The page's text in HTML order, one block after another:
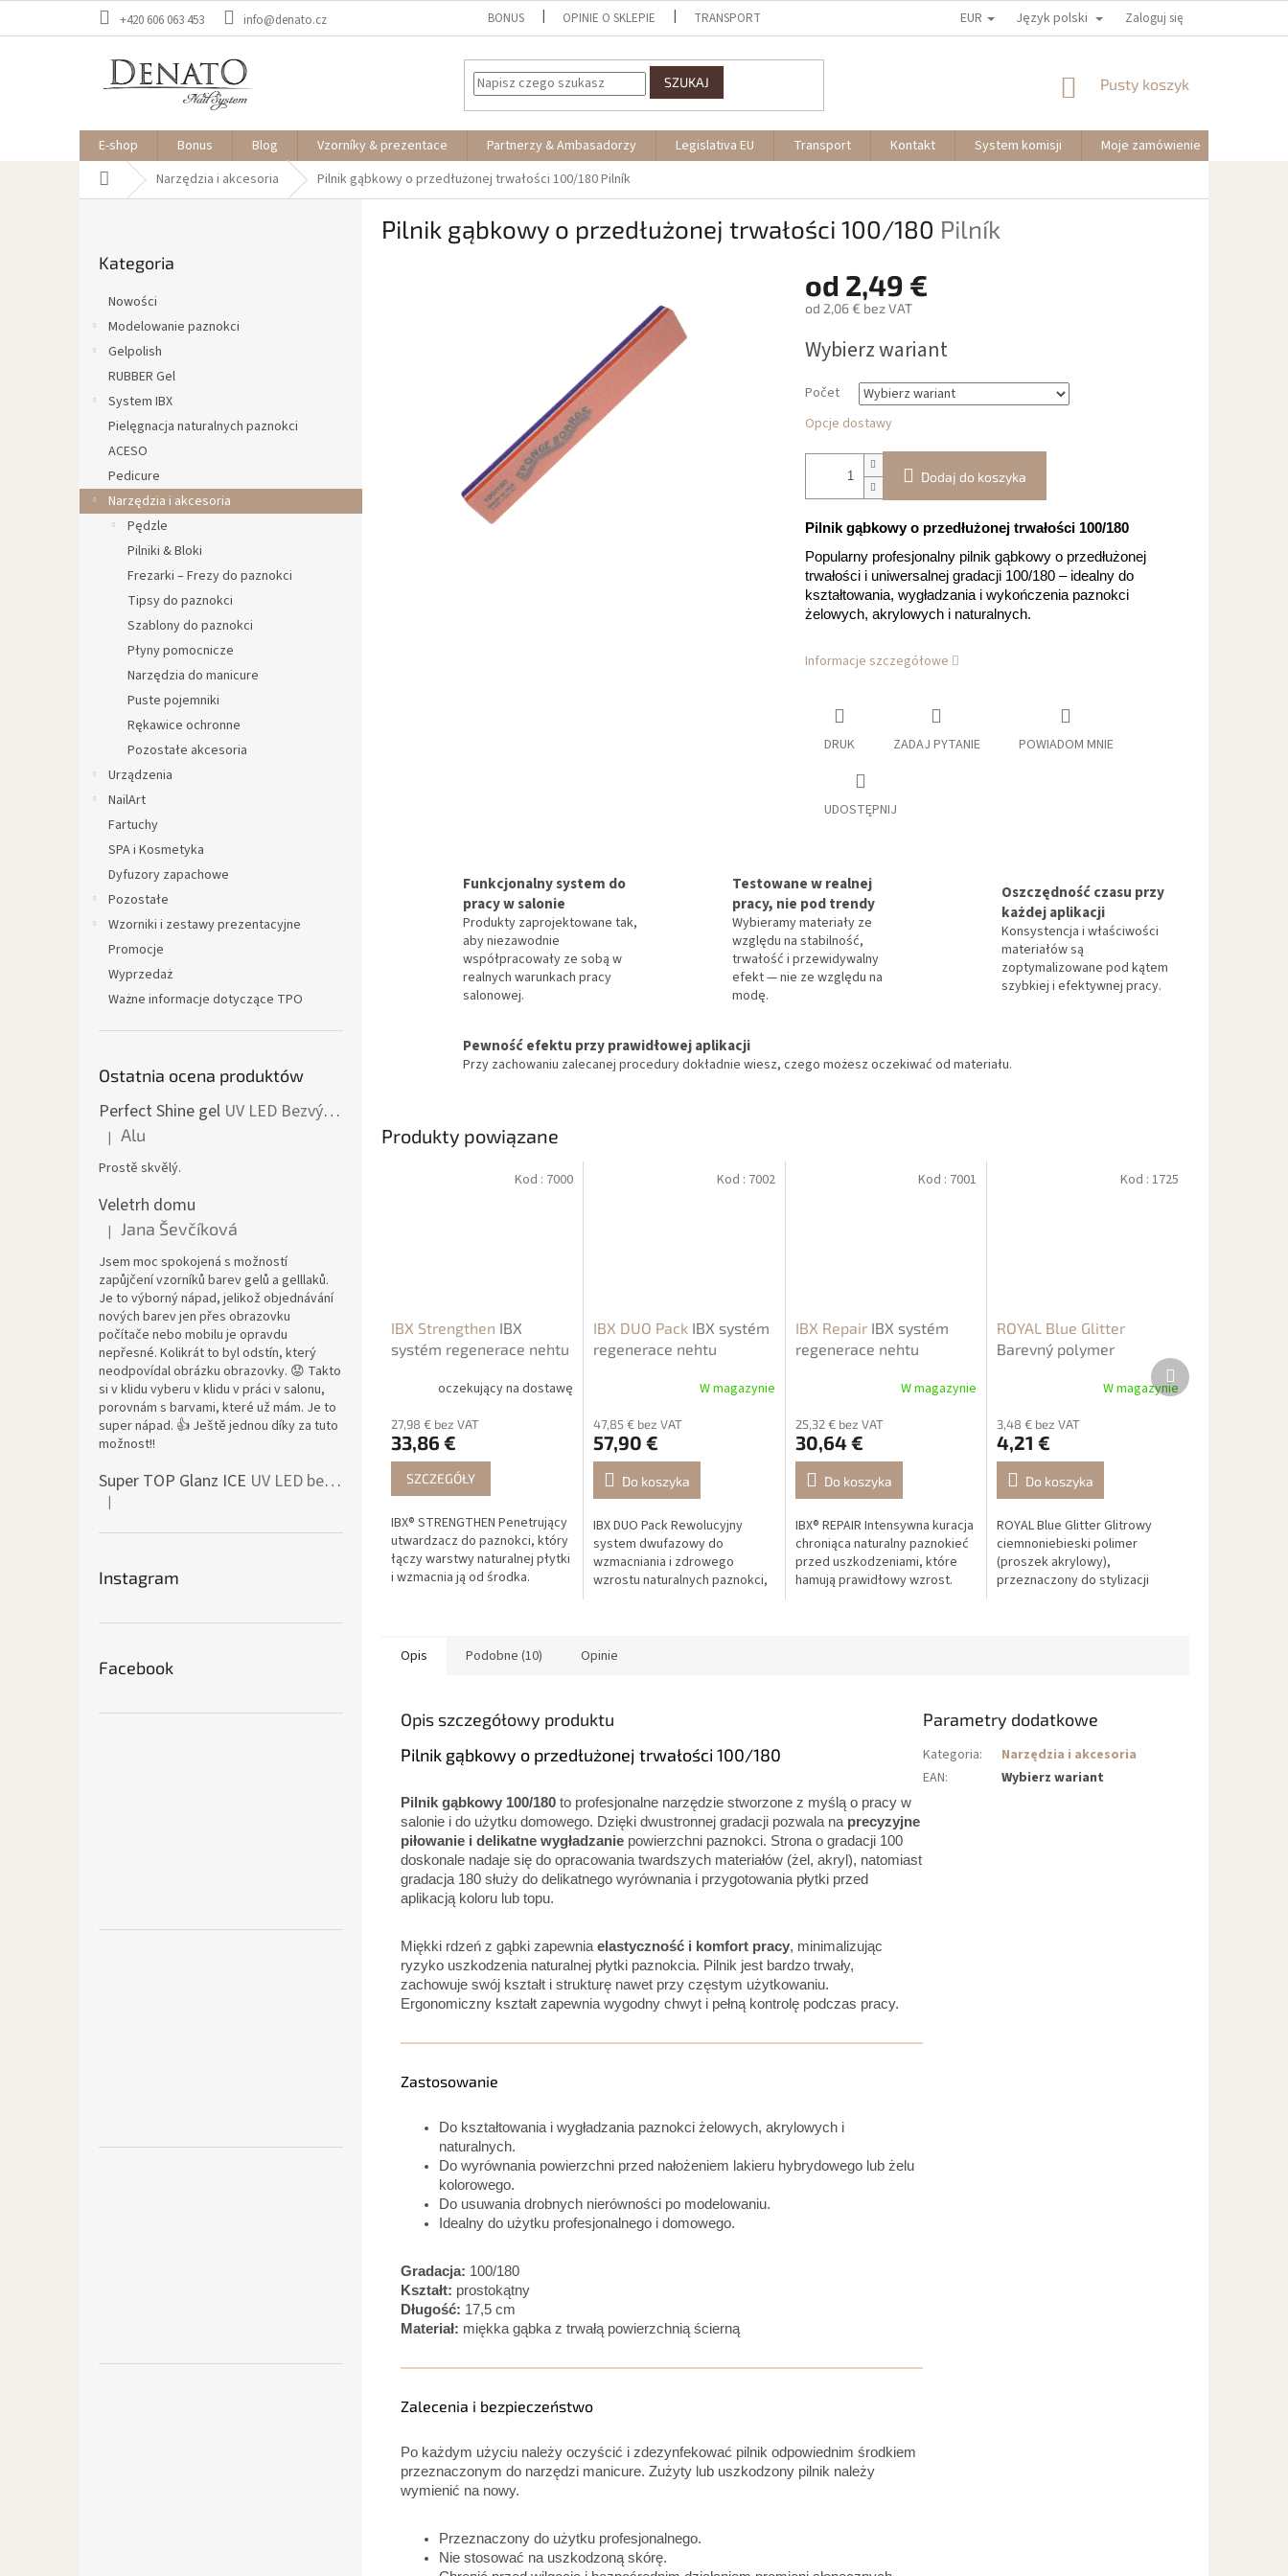
+420 606 063 453 info@denato.cz BONUS OPINIE O SKLEPIE TRANSPORT EUR Język polski Zaloguj się
SZUKAJ KOSZYK
Pusty koszyk
E-shop Bonus Blog Vzorníky & prezentace Partnerzy & Ambasadorzy Legislativa EU Transport Kontakt System komisji
Moje zamówienie
Home Narzędzia i akcesoria Pilnik gąbkowy o przedłużonej trwałości 100/180Pilník
kategorie
Kategoria
Nowości
Modelowanie paznokci
Gelpolish
RUBBER Gel
System IBX
Pielęgnacja naturalnych paznokci
ACESO
Pedicure
Narzędzia i akcesoria
Pędzle
Pilniki & Bloki
Frezarki – Frezy do paznokci
Tipsy do paznokci
Szablony do paznokci
Płyny pomocnicze
Narzędzia do manicure
Puste pojemniki
Rękawice ochronne
Pozostałe akcesoria
Urządzenia
NailArt
Fartuchy
SPA i Kosmetyka
Dyfuzory zapachowe
Pozostałe
Wzorniki i zestawy prezentacyjne
Promocje
Wyprzedaż
Ważne informacje dotyczące TPO
Ostatnia ocena produktów
Perfect Shine gel UV LED Bezvýpotkový lesk
Ocena produktu to 5 na 5 gwiazdek.
| Alu
Prostě skvělý.
Veletrh domu
Ocena produktu to 5 na 5 gwiazdek.
| Jana Ševčíková
Jsem moc spokojená s možností
zapůjčení vzorníků barev gelů a gelllaků.
Je to výborný nápad, jelikož objednávání
nových barev jen přes obrazovku
počítače nebo mobilu je opravdu
nepřesné. Kolikrát to byl odstín, který
neodpovídal obrázku obrazovky. 😟 Takto
si v klidu vyberu v klidu v práci v salonu,
porovnám s barvami, které už mám. Je to
super nápad. 👍 Ještě jednou díky za tuto
možnost!!
Super TOP Glanz ICE UV LED bezvýpotkový vrchní lesk
Ocena produktu to 4 na 5 gwiazdek.
|
Instagram
Facebook
Pilnik gąbkowy o przedłużonej trwałości 100/180 Pilník
od 2,49 €
od 2,06 € bez VAT
jednostkowa:
Wybierz wariant
Počet
Opcje dostawy
Dodaj do koszyka
Pilnik gąbkowy o przedłużonej trwałości 100/180
Popularny profesjonalny pilnik gąbkowy o przedłużonej
trwałości i uniwersalnej gradacji 100/180 – idealny do
kształtowania, wygładzania i wykończenia paznokci
żelowych, akrylowych i naturalnych.
Informacje szczegółowe
DRUK ZADAJ PYTANIE POWIADOM MNIE
UDOSTĘPNIJ
Funkcjonalny system do
pracy w salonie
Produkty zaprojektowane tak,
aby niezawodnie
współpracowały ze sobą w
realnych warunkach pracy
salonowej.
Testowane w realnej
pracy, nie pod trendy
Wybieramy materiały ze
względu na stabilność,
trwałość i przewidywalny
efekt — nie ze względu na
modę.
Oszczędność czasu przy
każdej aplikacji
Konsystencja i właściwości
materiałów są
zoptymalizowane pod kątem
szybkiej i efektywnej pracy.
Pewność efektu przy prawidłowej aplikacji
Przy zachowaniu zalecanej procedury dokładnie wiesz, czego możesz oczekiwać od materiału.
Produkty powiązane
IBX Strengthen IBX
systém regenerace nehtu
oczekujący na dostawę
27,98 € bez VAT
33,86 €
SZCZEGÓŁY
IBX® STRENGTHEN Penetrujący
utwardzacz do paznokci, który
łączy warstwy naturalnej płytki
i wzmacnia ją od środka.
Kod : 7000
IBX DUO Pack IBX systém
regenerace nehtu
W magazynie
47,85 € bez VAT
57,90 €
Do koszyka
IBX DUO Pack Rewolucyjny
system dwufazowy do
wzmacniania i zdrowego
wzrostu naturalnych paznokci,
Kod : 7002
IBX Repair IBX systém
regenerace nehtu
W magazynie
25,32 € bez VAT
30,64 €
Do koszyka
IBX® REPAIR Intensywna kuracja
chroniąca naturalny paznokieć
przed uszkodzeniami, które
hamują prawidłowy wzrost.
Kod : 7001
ROYAL Blue Glitter
Barevný polymer
W magazynie
3,48 € bez VAT
4,21 €
Do koszyka
ROYAL Blue Glitter Glitrowy
ciemnoniebieski polimer
(proszek akrylowy),
przeznaczony do stylizacji
Kod : 1725
Produkt
następny
Opis Podobne (10) Opinie
Opis szczegółowy produktu
Pilnik gąbkowy o przedłużonej trwałości 100/180
Pilnik gąbkowy 100/180 to profesjonalne narzędzie stworzone z myślą o pracy w
salonie i do użytku domowego. Dzięki dwustronnej gradacji pozwala na precyzyjne
piłowanie i delikatne wygładzanie powierzchni paznokci. Strona o gradacji 100
doskonale nadaje się do opracowania twardszych materiałów (żel, akryl), natomiast
gradacja 180 służy do delikatnego wyrównania i przygotowania płytki przed
aplikacją koloru lub topu.
Miękki rdzeń z gąbki zapewnia elastyczność i komfort pracy, minimalizując
ryzyko uszkodzenia naturalnej płytki paznokcia. Pilnik jest bardzo trwały,
zachowuje swój kształt i strukturę nawet przy częstym użytkowaniu.
Ergonomiczny kształt zapewnia wygodny chwyt i pełną kontrolę podczas pracy.
Zastosowanie
Do kształtowania i wygładzania paznokci żelowych, akrylowych i
naturalnych.
Do wyrównania powierzchni przed nałożeniem lakieru hybrydowego lub żelu
kolorowego.
Do usuwania drobnych nierówności po modelowaniu.
Idealny do użytku profesjonalnego i domowego.
Gradacja: 100/180
Kształt: prostokątny
Długość: 17,5 cm
Materiał: miękka gąbka z trwałą powierzchnią ścierną
Zalecenia i bezpieczeństwo
Po każdym użyciu należy oczyścić i zdezynfekować pilnik odpowiednim środkiem
przeznaczonym do narzędzi manicure. Zużyty lub uszkodzony pilnik należy
wymienić na nowy.
Przeznaczony do użytku profesjonalnego.
Nie stosować na uszkodzoną skórę.
Parametry dodatkowe
Kategoria:
Narzędzia i akcesoria
EAN: Wybierz wariant